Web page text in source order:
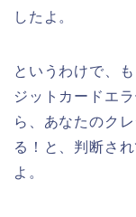
したよ。
というわけで、
ジットカードエ
ら、あなたのク
る！と、判断さ
よ。